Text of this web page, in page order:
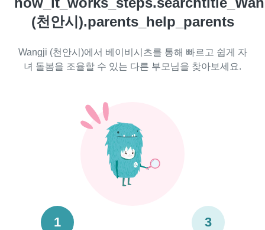
(천안시).parents_help_parents
Wangji (천안시)에서 베이비시츠를 통해 빠르고 쉽게 자
녀 돌봄을 조율할 수 있는 다른 부모님을 찾아보세요.
1 3